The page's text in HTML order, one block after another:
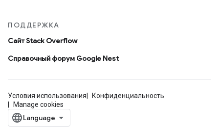
ПОДДЕРЖКА
Сайт Stack Overflow
Справочный форум Google Nest
Условия использования
Конфиденциальность
Manage cookies